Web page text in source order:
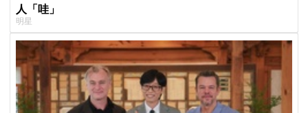
人「哇」
明星